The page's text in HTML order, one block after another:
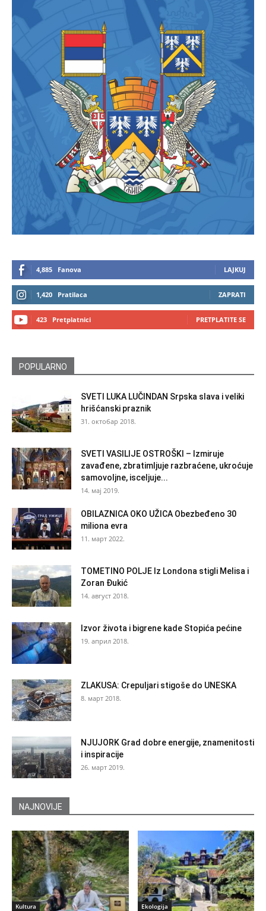
4,885 Fanova LAJKUJ
1,420 Pratilaca ZAPRATI
423 Pretplatnici PRETPLATITE SE
POPULARNO
SVETI LUKA LUČINDAN Srpska slava i veliki
hrišćanski praznik
31. октобар 2018.
SVETI VASILIJE OSTROŠKI – Izmiruje
zavađene, zbratimljuje razbraćene, ukroćuje
samovoljne, isceljuje...
14. мај 2019.
OBILAZNICA OKO UŽICA Obezbeđeno 30
miliona evra
11. март 2022.
TOMETINO POLJE Iz Londona stigli Melisa i
Zoran Đukić
14. август 2018.
Izvor života i bigrene kade Stopića pećine
19. април 2018.
ZLAKUSA: Crepuljari stigoše do UNESKA
8. март 2018.
NJUJORK Grad dobre energije, znamenitosti
i inspiracije
26. март 2019.
NAJNOVIJE
Kultura Ekologija